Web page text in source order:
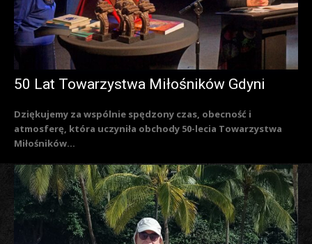
50 Lat Towarzystwa Miłośników Gdyni
Dziękujemy za wspólnie spędzony czas, obecność i
atmosferę, która uczyniła obchody 50-lecia Towarzystwa
Miłośników...